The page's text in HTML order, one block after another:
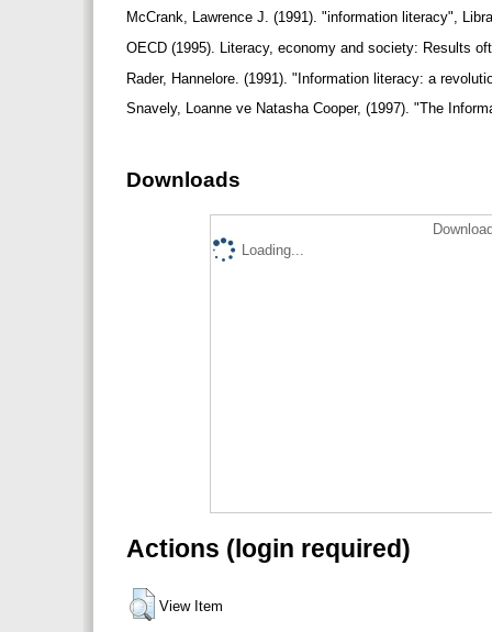
McCrank, Lawrence J. (1991). "information literacy",
OECD (1995). Literacy, economy and society: Results
Rader, Hannelore. (1991). "Information literacy: a
Snavely, Loanne ve Natasha Cooper, (1997). "The
Downloads
Loading...
Actions (login required)
View Item